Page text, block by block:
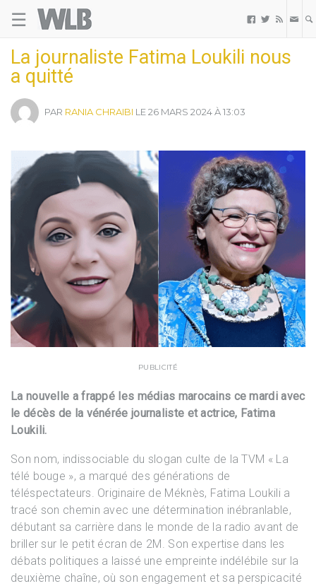
☰   
La journaliste Fatima Loukili nous
a quitté
PAR RANIA CHRAIBI LE 26 MARS 2024 À 13:03
PUBLICITÉ
La nouvelle a frappé les médias marocains ce mardi avec
le décès de la vénérée journaliste et actrice, Fatima
Loukili.
Son nom, indissociable du slogan culte de la TVM « La
télé bouge », a marqué des générations de
téléspectateurs. Originaire de Méknès, Fatima Loukili a
tracé son chemin avec une détermination inébranlable,
débutant sa carrière dans le monde de la radio avant de
briller sur le petit écran de 2M. Son expertise dans les
débats politiques a laissé une empreinte indélébile sur la
deuxième chaîne, où son engagement et sa perspicacité